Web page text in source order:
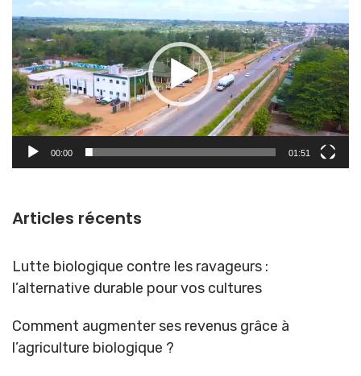
vidéo
00:00 01:51
Articles récents
Lutte biologique contre les ravageurs :
l’alternative durable pour vos cultures
Comment augmenter ses revenus grâce à
l’agriculture biologique ?